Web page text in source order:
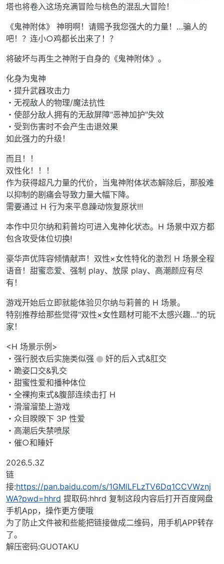
塔也将卷入这场充满冒险与桃色的混乱大冒险！
《鬼神附体》 神明啊！请赐予我您强大的力量！…骗人的
吧！？连小○鸡都长出来了！？
将破坏与再生之神附于自身的《鬼神附体》。
化身为鬼神
・提升武器攻击力
・无视敌人的物理/魔法抗性
・使部分敌人拥有的无敌屏障"恶神加护"失效
・受到伤害时不会产生击退效果
如此强力的升级！
而且！！
双性化！！！
作为获得超凡力量的代价，当鬼神附体状态解除后，那股难
以抑制的剧痛会导致力量大幅下降。
需要通过 H 行为来平息躁动恢复原状!!!
本作中贝尔纳和莉普均可进入鬼神化状态。H 场景中双方都
包含攻受体位切换!
豪华声优阵容倾情献声！双性×女性特化的激烈 H 场景全程
语音！甜蜜恋爱、强制 play、放尿 play、高潮颜应有尽
有！
游戏开始后立即就能体验贝尔纳与莉普的 H 场景。
特别推荐给那些觉得"双性×女性题材可能不太感兴趣…"的玩
家！
<H 场景示例>
・强行脱衣后实施类似强
︎奸的后入式&肛交
・跪姿口交&乳交
・甜蜜性爱和播种体位
・全裸拘束式&腹部连续击打 H
・滑溜溜垫上游戏
・众目睽睽下 3P 性爱
・高潮后失禁喷尿
・催○和睡奸
2026.5.3Z
链
接:https://pan.baidu.com/s/1GMlLFLzTV6Dq1CCVWznj
WA?pwd=hhrd 提取码:hhrd 复制这段内容后打开百度网盘
手机App，操作更方便哦
为了防止文件被和些能把链接做成二维码，用手机APP转存
了。
解压密码:GUOTAKU